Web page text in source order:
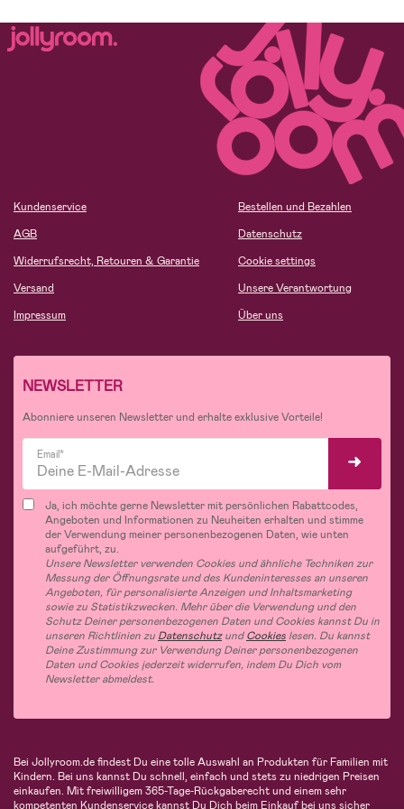
Kundenservice
AGB
Widerrufsrecht, Retouren & Garantie
Versand
Impressum
Bestellen und Bezahlen
Datenschutz
Cookie settings
Unsere Verantwortung
Über uns
NEWSLETTER
Abonniere unseren Newsletter und erhalte exklusive Vorteile!
Email*
Ja, ich möchte gerne Newsletter mit persönlichen Rabattcodes,
Angeboten und Informationen zu Neuheiten erhalten und stimme
der Verwendung meiner personenbezogenen Daten, wie unten
aufgeführt, zu.
Unsere Newsletter verwenden Cookies und ähnliche Techniken zur
Messung der Öffnungsrate und des Kundeninteresses an unseren
Angeboten, für personalisierte Anzeigen und Inhaltsmarketing
sowie zu Statistikzwecken. Mehr über die Verwendung und den
Schutz Deiner personenbezogenen Daten und Cookies kannst Du in
unseren Richtlinien zu DatenschutzundCookies lesen. Du kannst
Deine Zustimmung zur Verwendung Deiner personenbezogenen
Daten und Cookies jederzeit widerrufen, indem Du Dich vom
Newsletter abmeldest.
Bei Jollyroom.de findest Du eine tolle Auswahl an Produkten für Familien mit
Kindern. Bei uns kannst Du schnell, einfach und stets zu niedrigen Preisen
einkaufen. Mit freiwilligem 365-Tage-Rückgaberecht und einem sehr
kompetenten Kundenservice kannst Du Dich beim Einkauf bei uns sicher